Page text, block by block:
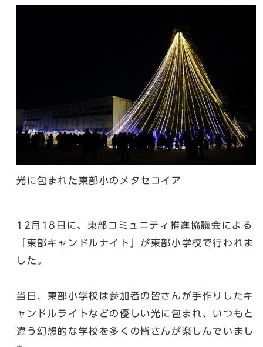
光に包まれた東部小のメタセコイア
12月18日に、東部コミュニティ推進協議会による
「東部キャンドルナイト」が東部小学校で行われま
した。
当日、東部小学校は参加者の皆さんが手作りしたキ
ャンドルライトなどの優しい光に包まれ、いつもと
違う幻想的な学校を多くの皆さんが楽しんでいまし